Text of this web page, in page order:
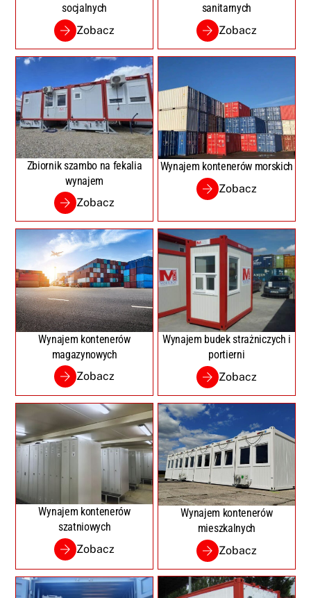
socjalnych
Zobacz
sanitarnych
Zobacz
Zbiornik szambo na fekalia
wynajem
Zobacz
Wynajem kontenerów morskich
Zobacz
Wynajem kontenerów
magazynowych
Zobacz
Wynajem budek strażniczych i
portierni
Zobacz
Wynajem kontenerów
szatniowych
Zobacz
Wynajem kontenerów
mieszkalnych
Zobacz